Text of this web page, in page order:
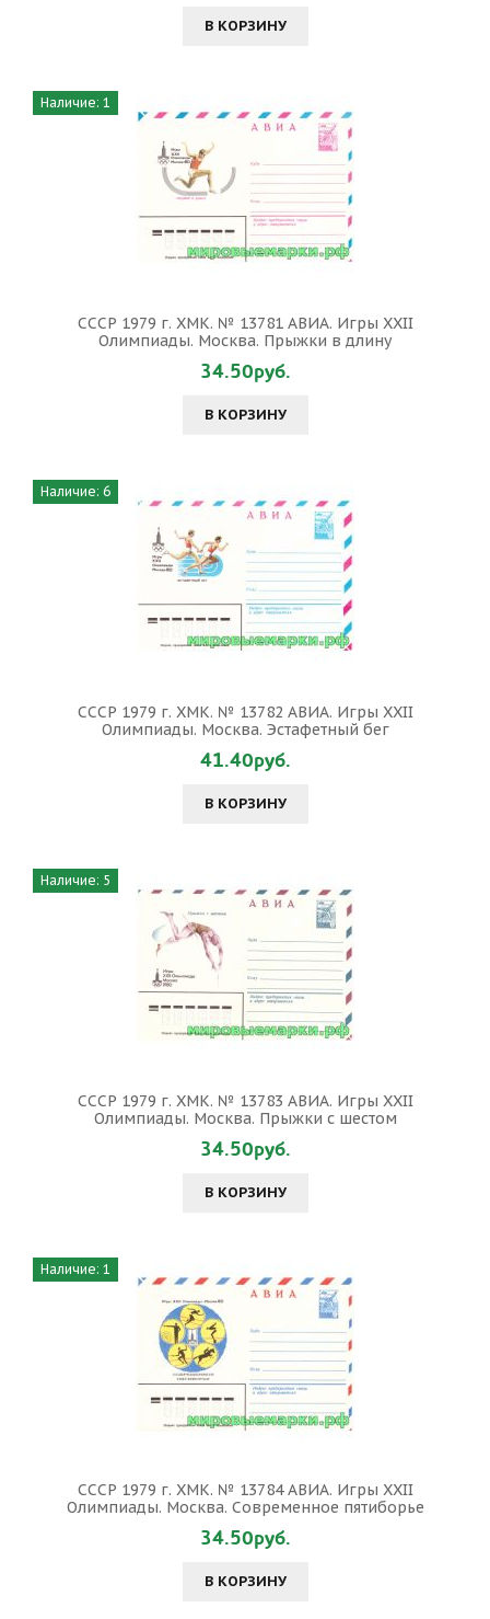
В КОРЗИНУ
Наличие: 1
СССР 1979 г. ХМК. № 13781 АВИА. Игры XXII
Олимпиады. Москва. Прыжки в длину
34.50руб.
В КОРЗИНУ
Наличие: 6
СССР 1979 г. ХМК. № 13782 АВИА. Игры XXII
Олимпиады. Москва. Эстафетный бег
41.40руб.
В КОРЗИНУ
Наличие: 5
СССР 1979 г. ХМК. № 13783 АВИА. Игры XXII
Олимпиады. Москва. Прыжки с шестом
34.50руб.
В КОРЗИНУ
Наличие: 1
СССР 1979 г. ХМК. № 13784 АВИА. Игры XXII
Олимпиады. Москва. Современное пятиборье
34.50руб.
В КОРЗИНУ